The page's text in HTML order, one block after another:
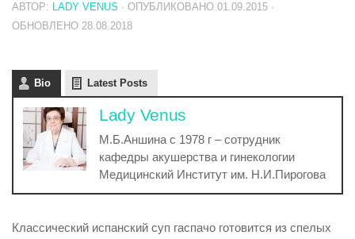
АВТОР: LADY VENUS · ОПУБЛИКОВАНО 01.09.2015 ·
ОБНОВЛЕНО 28.08.2018
Bio Latest Posts
Lady Venus
М.Б.Аншина с 1978 г – сотрудник
кафедры акушерства и гинекологии
Медицинский Институт им. Н.И.Пирогова
Классический испанский суп гаспачо готовится из спелых